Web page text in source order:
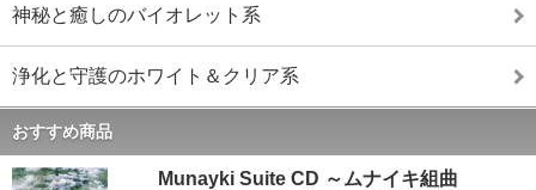
神秘と癒しのバイオレット系
浄化と守護のホワイト＆クリア系
おすすめ商品
Munayki Suite CD ～ムナイキ組曲